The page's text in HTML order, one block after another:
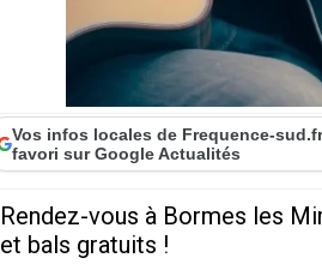
Vos infos locales de Frequence-
favori sur Google Actualités
Rendez-vous à Bormes les
et bals gratuits !